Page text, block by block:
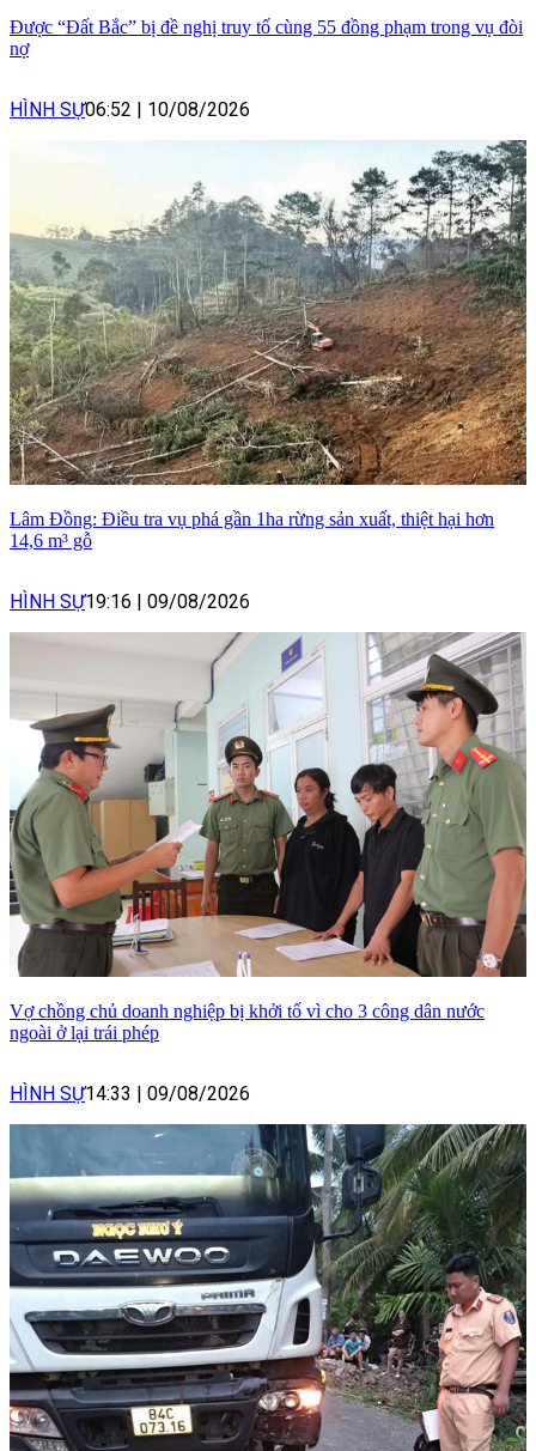
Được “Đất Bắc” bị đề nghị truy tố cùng 55 đồng phạm trong vụ đòi
nợ
HÌNH SỰ06:52 10/08/2026
Lâm Đồng: Điều tra vụ phá gần 1ha rừng sản xuất, thiệt hại hơn
14,6 m³ gỗ
HÌNH SỰ19:16 09/08/2026
Vợ chồng chủ doanh nghiệp bị khởi tố vì cho 3 công dân nước
ngoài ở lại trái phép
HÌNH SỰ14:33 09/08/2026